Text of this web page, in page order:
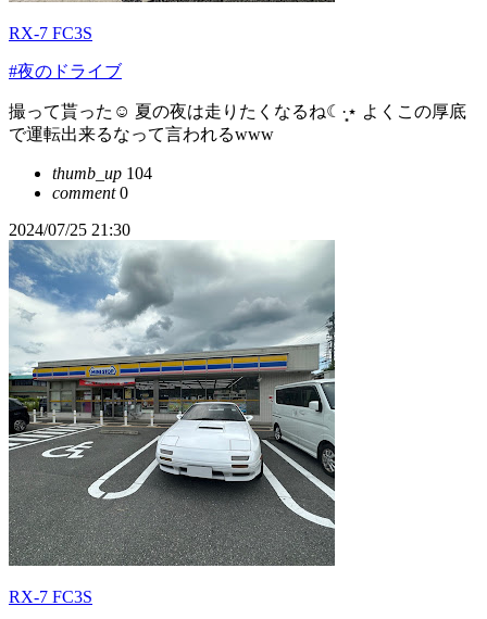
RX-7 FC3S
#夜のドライブ
撮って貰った☺️ 夏の夜は走りたくなるね☾·̩͙⋆ よくこの厚底
で運転出来るなって言われるwww
thumb_up 104
comment0
2024/07/25 21:30
RX-7 FC3S